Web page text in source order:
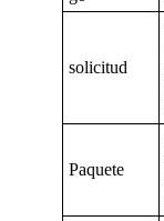
solicitud
Paquete